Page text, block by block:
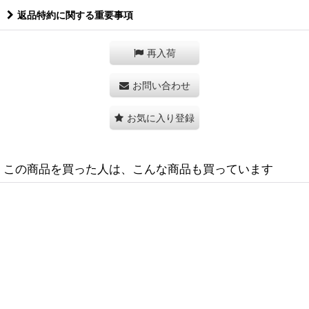
返品特約に関する重要事項
再入荷
お問い合わせ
お気に入り登録
この商品を買った人は、こんな商品も買っています